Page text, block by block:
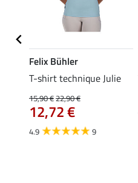
Felix Bühler
T-shirt technique Julie
15,90 €22,90 €
12,72 €
4.9 9